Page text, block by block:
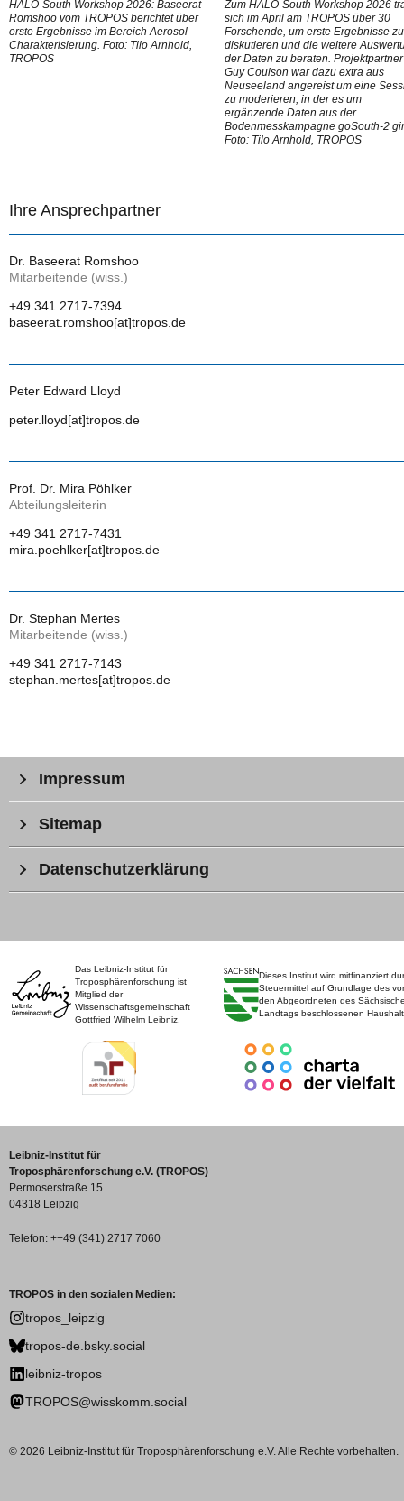
HALO-South Workshop 2026: Baseerat
Romshoo vom TROPOS berichtet über
erste Ergebnisse im Bereich Aerosol-
Charakterisierung. Foto: Tilo Arnhold,
TROPOS
Zum HALO-South Workshop 2026
sich im April am TROPOS über 30
Forschende, um erste Ergebnisse zu
diskutieren und die weitere
der Daten zu beraten.
Guy Coulson war dazu extra aus
Neuseeland angereist um eine
zu moderieren, in der es um
ergänzende Daten aus der
Bodenmesskampagne goSouth-2
Foto: Tilo Arnhold, TROPOS
Ihre Ansprechpartner
Dr. Baseerat Romshoo
Mitarbeitende (wiss.)
+49 341 2717-7394
baseerat.romshoo[at]tropos.de
Peter Edward Lloyd
peter.lloyd[at]tropos.de
Prof. Dr. Mira Pöhlker
Abteilungsleiterin
+49 341 2717-7431
mira.poehlker[at]tropos.de
Dr. Stephan Mertes
Mitarbeitende (wiss.)
+49 341 2717-7143
stephan.mertes[at]tropos.de
Das Leibniz-Institut für
Troposphärenforschung ist
Mitglied der
Wissenschaftsgemeinschaft
Gottfried Wilhelm Leibniz.
Dieses Institut wird mitfinanziert
Steuermittel auf Grundlage des
den Abgeordneten des
Landtags beschlossenen
Impressum
Sitemap
Datenschutzerklärung
Leibniz-Institut für
Troposphärenforschung e.V. (TROPOS)
Permoserstraße 15
04318 Leipzig
Telefon: ++49 (341) 2717 7060
TROPOS in den sozialen Medien:
tropos_leipzig
tropos-de.bsky.social
leibniz-tropos
TROPOS@wisskomm.social
© 2026 Leibniz-Institut für Troposphärenforschung e.V. Alle Rechte vorbehalten.